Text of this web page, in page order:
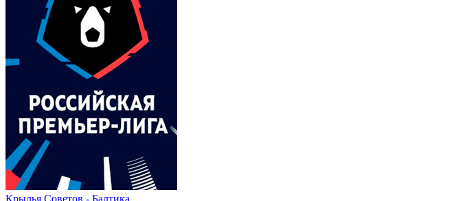
Крылья Советов - Балтика